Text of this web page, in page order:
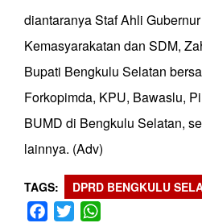
diantaranya Staf Ahli
Kemasyarakatan dan SDM,
Bupati Bengkulu Selatan
Forkopimda, KPU, Bawaslu,
BUMD di Bengkulu Selatan,
lainnya. (Adv)
TAGS DPRD BENGKULU
Facebook
Twitter